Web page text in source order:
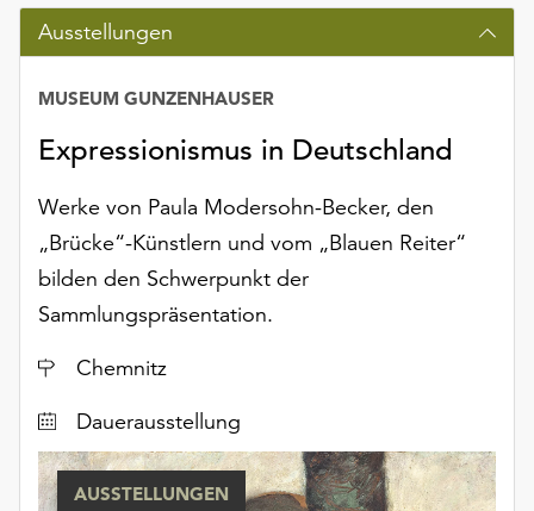
Ausstellungen
Expressionismus in Deutschland
MUSEUM GUNZENHAUSER
Werke von Paula Modersohn-Becker, den
„Brücke“-Künstlern und vom „Blauen Reiter“
bilden den Schwerpunkt der
Sammlungspräsentation.
Ort
Chemnitz
Datum
Dauerausstellung
AUSSTELLUNGEN